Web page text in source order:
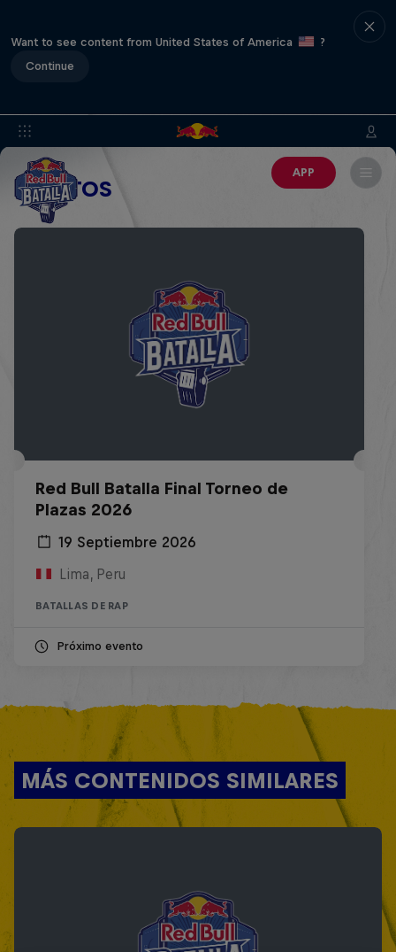
Want to see content from United States of America
?
Continue
APP
EVENTOS
Red Bull Batalla Final Torneo de
Plazas 2026
19 Septiembre 2026
Lima, Peru
BATALLAS DE RAP
Próximo evento
MÁS CONTENIDOS SIMILARES